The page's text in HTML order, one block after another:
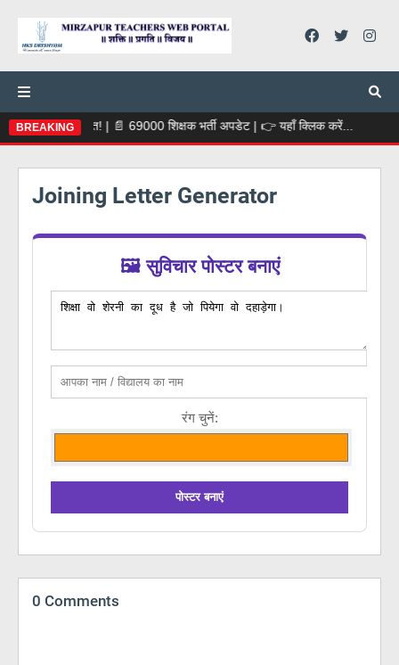
BREAKING
घोषित! | 📄 69000 शिक्षक भर्ती अपडेट | 👉 यहाँ क्लिक करें...
Joining Letter Generator
🖼️ सुविचार पोस्टर बनाएं
रंग चुनें:
पोस्टर बनाएं
0 Comments